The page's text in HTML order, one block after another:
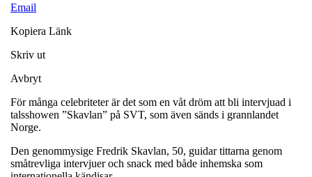
Email
Kopiera Länk
Skriv ut
Avbryt
För många celebriteter är det som en våt dröm att bli intervjuad i
talsshowen ”Skavlan” på SVT, som även sänds i grannlandet
Norge.
Den genommysige Fredrik Skavlan, 50, guidar tittarna genom
småtrevliga intervjuer och snack med både inhemska som